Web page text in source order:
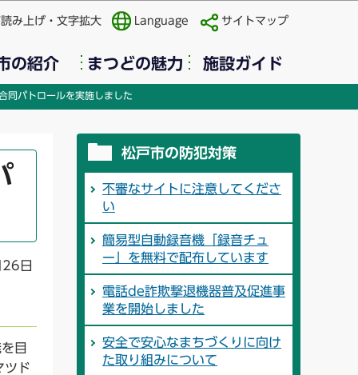
み上げ・文字拡大 Language サイトマップ
の紹介 まつどの魅力 施設ガイド
同パトロールを実施しました
日
目
ツド
松戸市の防犯対策
不審なサイトに注意してくださ
い
簡易型自動録音機「録音チュ
ー」を無料で配布しています
電話de詐欺撃退機器普及促進事
業を開始しました
安全で安心なまちづくりに向け
た取り組みについて